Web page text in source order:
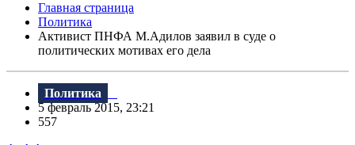
Главная страница
Политика
Активист ПНФА М.Адилов заявил в суде о
политических мотивах его дела
Политика
5 февраль 2015, 23:21
557